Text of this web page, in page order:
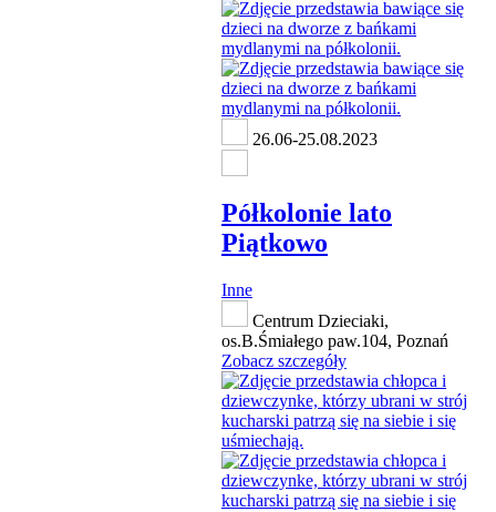
26.06-25.08.2023
Półkolonie lato
Piątkowo
Inne
Centrum Dzieciaki,
os.B.Śmiałego paw.104, Poznań
Zobacz szczegóły